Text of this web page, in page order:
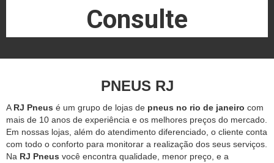
Consulte
PNEUS RJ
A RJ Pneus é um grupo de lojas de pneus no rio de janeiro com
mais de 10 anos de experiência e os melhores preços do mercado.
Em nossas lojas, além do atendimento diferenciado, o cliente conta
com todo o conforto para monitorar a realização dos seus serviços.
Na RJ Pneus você encontra qualidade, menor preço, e a